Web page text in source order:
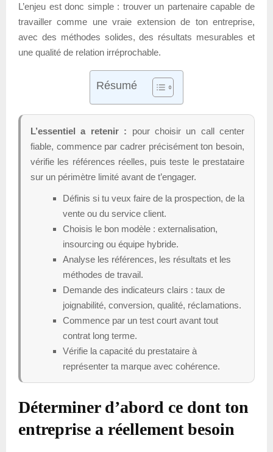
L’enjeu est donc simple : trouver un partenaire capable de
travailler comme une vraie extension de ton entreprise,
avec des méthodes solides, des résultats mesurables et
une qualité de relation irréprochable.
Résumé
L’essentiel a retenir : pour choisir un call center
fiable, commence par cadrer précisément ton besoin,
vérifie les références réelles, puis teste le prestataire
sur un périmètre limité avant de t’engager.
Définis si tu veux faire de la prospection, de la
vente ou du service client.
Choisis le bon modèle : externalisation,
insourcing ou équipe hybride.
Analyse les références, les résultats et les
méthodes de travail.
Demande des indicateurs clairs : taux de
joignabilité, conversion, qualité, réclamations.
Commence par un test court avant tout
contrat long terme.
Vérifie la capacité du prestataire à
représenter ta marque avec cohérence.
Déterminer d’abord ce dont ton
entreprise a réellement besoin